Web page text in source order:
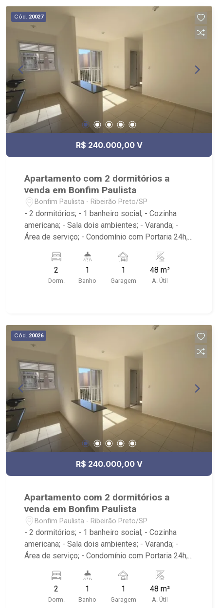
Cód. 20027
R$ 240.000,00 V
Apartamento com 2 dormitórios a
venda em Bonfim Paulista
Bonfim Paulista - Ribeirão Preto/SP
- 2 dormitórios; - 1 banheiro social; - Cozinha
americana; - Sala dois ambientes; - Varanda; -
Área de serviço; - Condomínio com Portaria 24h,
Próximo à DaniBe FullStore, Bola na Grama
Bonfim, Baterias Batex, supermercado Gricki e
Centro de Bonfim;
2
Dorm.
1
Banho
1
Garagem
48 m²
A. Útil
Cód. 20026
R$ 240.000,00 V
Apartamento com 2 dormitórios a
venda em Bonfim Paulista
Bonfim Paulista - Ribeirão Preto/SP
- 2 dormitórios; - 1 banheiro social; - Cozinha
americana; - Sala dois ambientes; - Varanda; -
Área de serviço; - Condomínio com Portaria 24h,
Próximo à DaniBe FullStore, Bola na Grama
Bonfim, Baterias Batex, supermercado Gricki e
Centro de Bonfim;
2
Dorm.
1
Banho
1
Garagem
48 m²
A. Útil